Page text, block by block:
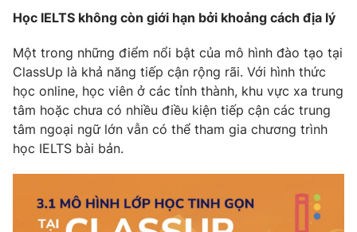
Sản phẩm
Tư vấn
Chuyên mục khác
Emagazine Podcast
Photo Infographic
Video Shorts video
Học IELTS không còn giới hạn bởi khoảng cách địa lý
Một trong những điểm nổi bật của mô hình đào tạo tại
ClassUp là khả năng tiếp cận rộng rãi. Với hình thức
học online, học viên ở các tỉnh thành, khu vực xa trung
tâm hoặc chưa có nhiều điều kiện tiếp cận các trung
tâm ngoại ngữ lớn vẫn có thể tham gia chương trình
học IELTS bài bản.